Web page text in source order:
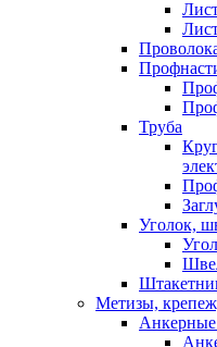
Труба
Уголок,
Метизы,